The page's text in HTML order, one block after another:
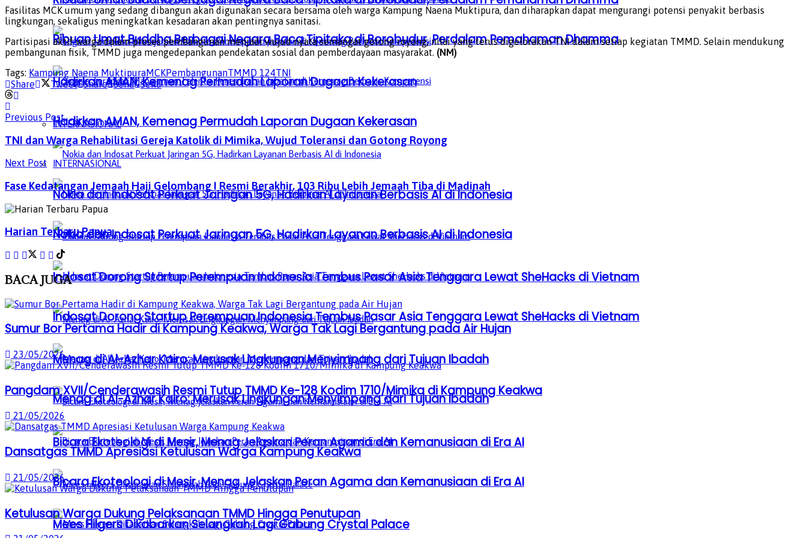
Hadirkan AMAN, Kemenag Permudah Laporan Dugaan Kekerasan
INTERNASIONAL
Nokia dan Indosat Perkuat Jaringan 5G, Hadirkan Layanan Berbasis AI di Indonesia
Indosat Dorong Startup Perempuan Indonesia Tembus Pasar Asia Tenggara Lewat SheHacks di Vietnam
Menag di Al-Azhar Kairo: Merusak Lingkungan Menyimpang dari Tujuan Ibadah
Bicara Ekoteologi di Mesir, Menag Jelaskan Peran Agama dan Kemanusiaan di Era AI
Mees Hilgers Dikabarkan Selangkah Lagi Gabung Crystal Palace
Ribuan Umat Buddha Berbagai Negara Baca Tipitaka di Borobudur, Perdalam Pemahaman Dhamma
Hadirkan AMAN, Kemenag Permudah Laporan Dugaan Kekerasan
INTERNASIONAL
Nokia dan Indosat Perkuat Jaringan 5G, Hadirkan Layanan Berbasis AI di Indonesia
Indosat Dorong Startup Perempuan Indonesia Tembus Pasar Asia Tenggara Lewat SheHacks di Vietnam
Menag di Al-Azhar Kairo: Merusak Lingkungan Menyimpang dari Tujuan Ibadah
Bicara Ekoteologi di Mesir, Menag Jelaskan Peran Agama dan Kemanusiaan di Era AI
Fasilitas MCK umum yang sedang dibangun akan digunakan secara bersama oleh warga Kampung Naena Muktipura, dan diharapkan dapat mengurangi potensi penyakit berbasis
lingkungan, sekaligus meningkatkan kesadaran akan pentingnya sanitasi.
Partisipasi aktif warga dalam proses pembangunan menjadi wujud nyata semangat gotong royong, nilai yang terus digelorakan TNI dalam setiap kegiatan TMMD. Selain mendukung
pembangunan fisik, TMMD juga mengedepankan pendekatan sosial dan pemberdayaan masyarakat. (NM)
Tags: Kampung Naena MuktipuraMCKPembangunanTMMD 124TNI
Share
Tweet Share Send Send
Previous Post
TNI dan Warga Rehabilitasi Gereja Katolik di Mimika, Wujud Toleransi dan Gotong Royong
Next Post
Fase Kedatangan Jemaah Haji Gelombang I Resmi Berakhir, 103 Ribu Lebih Jemaah Tiba di Madinah
Harian Terbaru Papua
BACAJUGA
Sumur Bor Pertama Hadir di Kampung Keakwa, Warga Tak Lagi Bergantung pada Air Hujan
23/05/2026
Pangdam XVII/Cenderawasih Resmi Tutup TMMD Ke-128 Kodim 1710/Mimika di Kampung Keakwa
21/05/2026
Dansatgas TMMD Apresiasi Ketulusan Warga Kampung Keakwa
21/05/2026
Ketulusan Warga Dukung Pelaksanaan TMMD Hingga Penutupan